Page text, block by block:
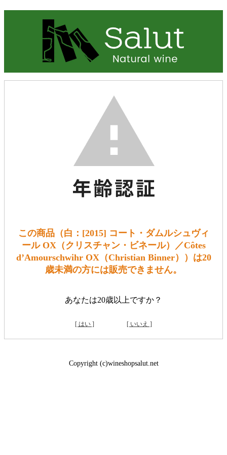
この商品（白：[2015] コート・ダムルシュヴィ
ール OX（クリスチャン・ビネール）／Côtes
d’Amourschwihr OX（Christian Binner））は20
歳未満の方には販売できません。
あなたは20歳以上ですか？
[ はい ] [ いいえ ]
Copyright (c)wineshopsalut.net